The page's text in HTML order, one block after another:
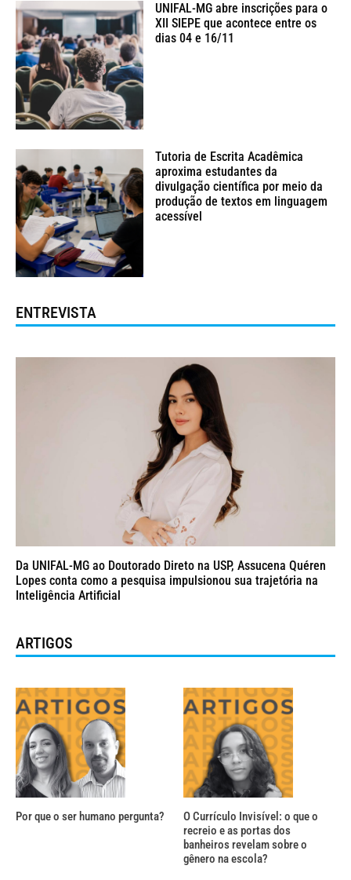
UNIFAL-MG abre inscrições para o
XII SIEPE que acontece entre os
dias 04 e 16/11
Tutoria de Escrita Acadêmica
aproxima estudantes da
divulgação científica por meio da
produção de textos em linguagem
acessível
ENTREVISTA
Da UNIFAL-MG ao Doutorado Direto na USP, Assucena Quéren
Lopes conta como a pesquisa impulsionou sua trajetória na
Inteligência Artificial
ARTIGOS
Por que o ser humano pergunta?
O Currículo Invisível: o que o
recreio e as portas dos
banheiros revelam sobre o
gênero na escola?